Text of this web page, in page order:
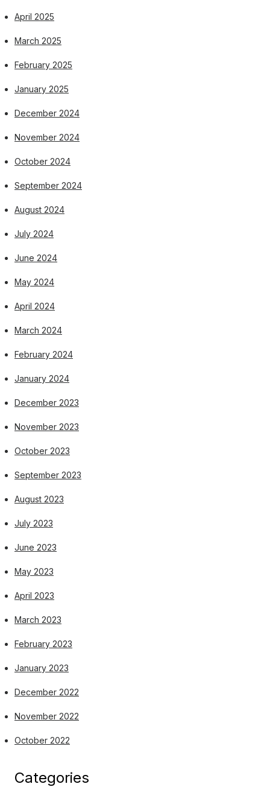
April 2025
March 2025
February 2025
January 2025
December 2024
November 2024
October 2024
September 2024
August 2024
July 2024
June 2024
May 2024
April 2024
March 2024
February 2024
January 2024
December 2023
November 2023
October 2023
September 2023
August 2023
July 2023
June 2023
May 2023
April 2023
March 2023
February 2023
January 2023
December 2022
November 2022
October 2022
Categories